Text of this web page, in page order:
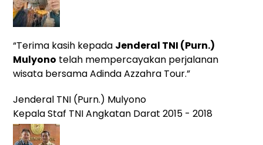
“Terima kasih kepada Jenderal TNI (Purn.)
Mulyono telah mempercayakan perjalanan
wisata bersama Adinda Azzahra Tour.”
Jenderal TNI (Purn.) Mulyono
Kepala Staf TNI Angkatan Darat 2015 - 2018